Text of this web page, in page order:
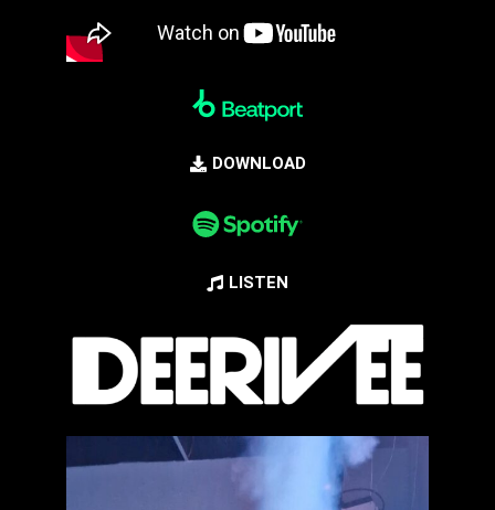
DOWNLOAD
LISTEN